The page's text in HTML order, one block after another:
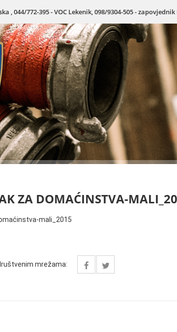
, 044/772-395 - VOC Lekenik, 098/9304-505 - zapovjednik
ZA DOMAĆINSTVA-
mali_2015
mrežama: